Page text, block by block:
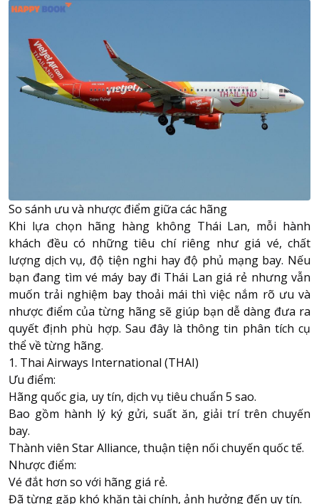
So sánh ưu và nhược điểm giữa các hãng
Khi lựa chọn hãng hàng không Thái Lan, mỗi hành
khách đều có những tiêu chí riêng như giá vé, chất
lượng dịch vụ, độ tiện nghi hay độ phủ mạng bay. Nếu
bạn đang tìm vé máy bay đi Thái Lan giá rẻ nhưng vẫn
muốn trải nghiệm bay thoải mái thì việc nắm rõ ưu và
nhược điểm của từng hãng sẽ giúp bạn dễ dàng đưa ra
quyết định phù hợp. Sau đây là thông tin phân tích cụ
thể về từng hãng.
1. Thai Airways International (THAI)
Ưu điểm:
Hãng quốc gia, uy tín, dịch vụ tiêu chuẩn 5 sao.
Bao gồm hành lý ký gửi, suất ăn, giải trí trên chuyến
bay.
Thành viên Star Alliance, thuận tiện nối chuyến quốc tế.
Nhược điểm:
Vé đắt hơn so với hãng giá rẻ.
Đã từng gặp khó khăn tài chính, ảnh hưởng đến uy tín.